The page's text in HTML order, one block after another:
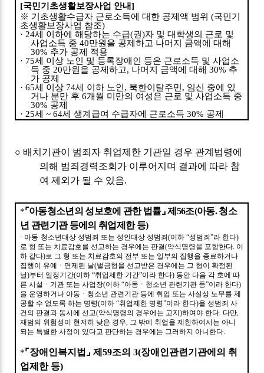
[국민기초생활보장사업 안내]
※ 기초생활수급자 근로소득에 대한 공제액 범위(국민기
초생활보장사업 참조)
· 24세 이하에 해당하는 수급(권)자 및 대학생의 근로 및
사업소득 중40만원을 공제하고 나머지 금액에 대해
30% 추가 공제 적용
· 75세 이상 노인 및 등록장애인 등은 근로소득 및 사업소
득 중 20만원을 공제하고, 나머지 금액에 대해30% 추
가 공제
· 65세 이상 74세 이하 노인 , 북한이탈주민 , 임신 중에 있
거나 분만 후6개월 미만의 여성은 근로 및 사업소득 중
30% 공제
· 25세~ 64세 생계급여 수급자에 근로소득30% 공제
○ 배치기관이 범죄자 취업제한 기관일 경우 관계법령에
의해 범죄경력조회가 이루어지며 결과에 따라 참
여 제외가 될 수 있음.
*⌜아동청소년의 성보호에 관한 법률⌟제 56조(아동.청소
년 관련기관 등에의 취업제한 등)
· 아동·청소년대상 성범죄 또는 성인대상 성범죄(이하“성범죄”라 한다)
로 형 또는 치료감호를 선고하는 경우에는 판결(약식명령을 포함한다. 이
하 같다)로 그 형 또는 치료감호의 전부 또는 일부의 집행을 종료하거나
집행이 유예ㆍ면제된 날(벌금형을 선고받은 경우에는 그 형이 확정된
날)부터 일정기간(이하“취업제한 기간”이라 한다) 동안 다음 각 호에 따
른 시설ㆍ기관 또는 사업장(이하“아동ㆍ청소년 관련기관 등”이라 한다)
을 운영하거나 아동ㆍ청소년 관련기관 등에 취업 또는 사실상 노무를 제
공할 수 없도록 하는 명령(이하“취업제한 명령”이라 한다)을 성범죄 사
건의 판결과 동시에 선고(약식명령의 경우에는 고지)하여야 한다. 다만,
재범의 위험성이 현저히 낮은 경우, 그 밖에 취업을 제한하여서는 아니
되는 특별한 사정이 있다고 판단하는 경우에는 그러하지 아니한다.
*⌜장애인복지법 ⌟제59조의3(장애인관련기관에의 취
업제한 등)